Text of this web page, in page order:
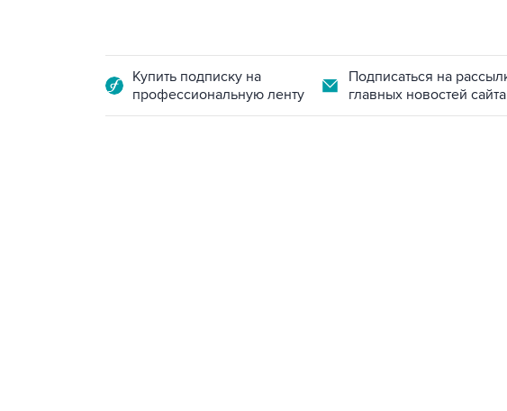
Купить подписку на
профессиональную ленту
Подписаться на
главных новостей сайта